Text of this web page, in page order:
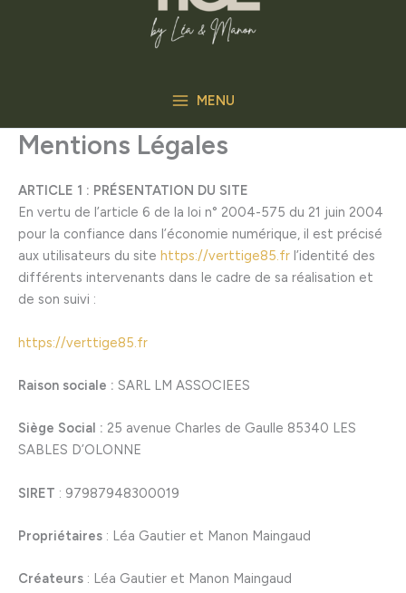
MENU
Mentions Légales
ARTICLE 1 : PRÉSENTATION DU SITE
En vertu de l’article 6 de la loi n° 2004-575 du 21 juin 2004
pour la confiance dans l’économie numérique, il est précisé
aux utilisateurs du site https://verttige85.fr l’identité des
différents intervenants dans le cadre de sa réalisation et
de son suivi :
https://verttige85.fr
Raison sociale : SARL LM ASSOCIEES
Siège Social : 25 avenue Charles de Gaulle 85340 LES
SABLES D’OLONNE
SIRET : 97987948300019
Propriétaires : Léa Gautier et Manon Maingaud
Créateurs : Léa Gautier et Manon Maingaud